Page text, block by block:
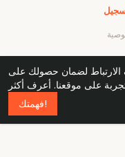
لضمان حصولك على
على موقعنا. أعرف أكثر
فهمتك!